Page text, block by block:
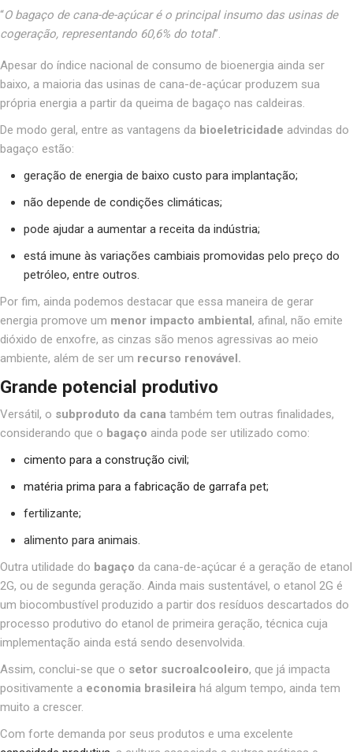
“O bagaço de cana-de-açúcar é o principal insumo das usinas de
cogeração, representando 60,6% do total”.
Apesar do índice nacional de consumo de bioenergia ainda ser
baixo, a maioria das usinas de cana-de-açúcar produzem sua
própria energia a partir da queima de bagaço nas caldeiras.
De modo geral, entre as vantagens da bioeletricidade advindas do
bagaço estão:
geração de energia de baixo custo para implantação;
não depende de condições climáticas;
pode ajudar a aumentar a receita da indústria;
está imune às variações cambiais promovidas pelo preço do
petróleo, entre outros.
Por fim, ainda podemos destacar que essa maneira de gerar
energia promove um menor impacto ambiental, afinal, não emite
dióxido de enxofre, as cinzas são menos agressivas ao meio
ambiente, além de ser um recurso renovável.
Grande potencial produtivo
Versátil, o subproduto da cana também tem outras finalidades,
considerando que o bagaço ainda pode ser utilizado como:
cimento para a construção civil;
matéria prima para a fabricação de garrafa pet;
fertilizante;
alimento para animais.
Outra utilidade do bagaço da cana-de-açúcar é a geração de etanol
2G, ou de segunda geração. Ainda mais sustentável, o etanol 2G é
um biocombustível produzido a partir dos resíduos descartados do
processo produtivo do etanol de primeira geração, técnica cuja
implementação ainda está sendo desenvolvida.
Assim, conclui-se que o setor sucroalcooleiro, que já impacta
positivamente a economia brasileira há algum tempo, ainda tem
muito a crescer.
Com forte demanda por seus produtos e uma excelente